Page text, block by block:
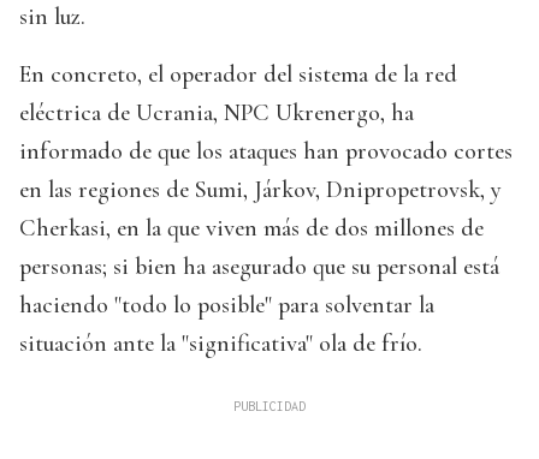
sin luz.
En concreto, el operador del sistema de la red
eléctrica de Ucrania, NPC Ukrenergo, ha
informado de que los ataques han provocado cortes
en las regiones de Sumi, Járkov, Dnipropetrovsk, y
Cherkasi, en la que viven más de dos millones de
personas; si bien ha asegurado que su personal está
haciendo "todo lo posible" para solventar la
situación ante la "significativa" ola de frío.